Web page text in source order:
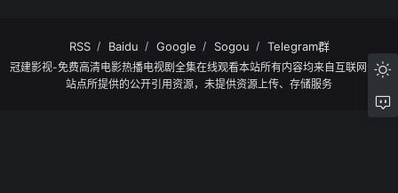
RSS Baidu Google Sogou Telegram群
冠建影视-免费高清电影热播电视剧全集在线观看本站所有内容均来自互联网分享
站点所提供的公开引用资源，未提供资源上传、存储服务